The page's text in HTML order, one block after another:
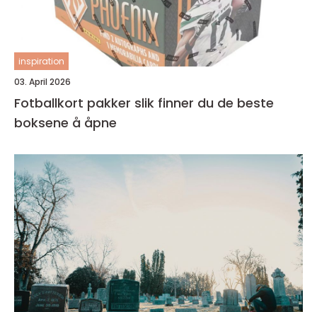
inspiration
03. April 2026
Fotballkort pakker slik finner du de beste
boksene å åpne